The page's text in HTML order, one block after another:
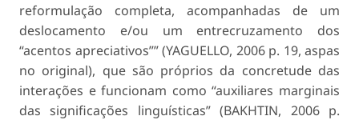
reformulação completa, acompanhadas de um
deslocamento e/ou um entrecruzamento dos
“acentos apreciativos”” (YAGUELLO, 2006 p. 19, aspas
no original), que são próprios da concretude das
interações e funcionam como “auxiliares mar­ginais
das significações linguísticas” (BAKHTIN, 2006 p.